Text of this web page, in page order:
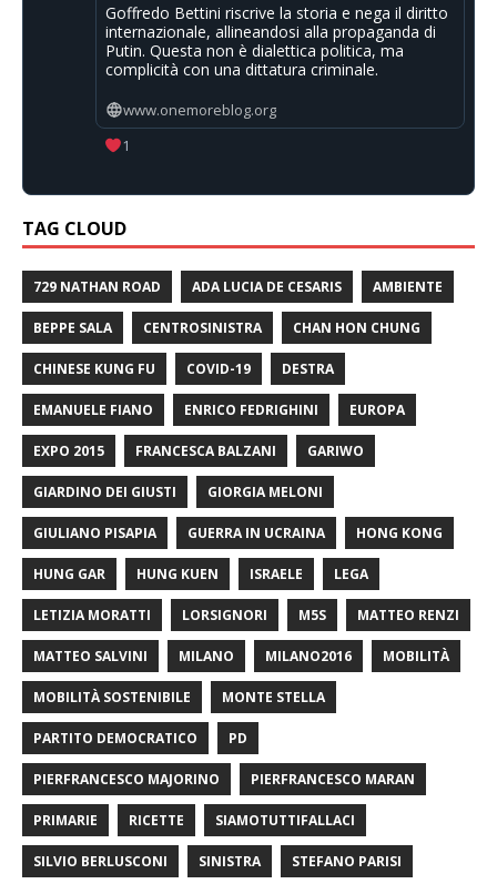
Goffredo Bettini riscrive la storia e nega il diritto
internazionale, allineandosi alla propaganda di
Putin. Questa non è dialettica politica, ma
complicità con una dittatura criminale.
www.onemoreblog.org
1
TAG CLOUD
729 NATHAN ROAD ADA LUCIA DE CESARIS AMBIENTE
BEPPE SALA CENTROSINISTRA CHAN HON CHUNG
CHINESE KUNG FU COVID-19 DESTRA
EMANUELE FIANO ENRICO FEDRIGHINI EUROPA
EXPO 2015 FRANCESCA BALZANI GARIWO
GIARDINO DEI GIUSTI GIORGIA MELONI
GIULIANO PISAPIA GUERRA IN UCRAINA HONG KONG
HUNG GAR HUNG KUEN ISRAELE LEGA
LETIZIA MORATTI LORSIGNORI M5S MATTEO RENZI
MATTEO SALVINI MILANO MILANO2016 MOBILITÀ
MOBILITÀ SOSTENIBILE MONTE STELLA
PARTITO DEMOCRATICO PD
PIERFRANCESCO MAJORINO PIERFRANCESCO MARAN
PRIMARIE RICETTE SIAMOTUTTIFALLACI
SILVIO BERLUSCONI SINISTRA STEFANO PARISI